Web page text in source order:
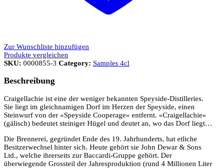
Zur Wunschliste hinzufügen
Produkte vergleichen
SKU: 0000855-3 Category: Samples 4cl
Beschreibung
Craigellachie ist eine der weniger bekannten Speyside-Distilleries.
Sie liegt im gleichnamigen Dorf im Herzen der Speyside, einen
Steinwurf von der «Speyside Cooperage» entfernt. «Craigellachie»
(gälisch) bedeutet steiniger Hügel und deutet an, wo das Dorf liegt…
Die Brennerei, gegründet Ende des 19. Jahrhunderts, hat etliche
Besitzerwechsel hinter sich. Heute gehört sie John Dewar & Sons
Ltd., welche ihrerseits zur Baccardi-Gruppe gehört. Der
überwiegende Grossteil der Jahresproduktion (rund 4 Millionen Liter